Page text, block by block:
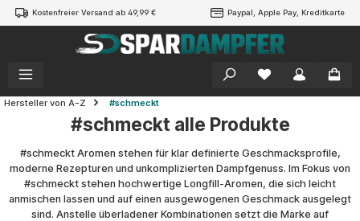
springen
Kostenfreier Versand ab 49,99 € Paypal, Apple Pay, Kreditkarte
Hersteller von A-Z #schmeckt
#schmeckt alle Produkte
#schmeckt Aromen stehen für klar definierte Geschmacksprofile,
moderne Rezepturen und unkomplizierten Dampfgenuss. Im Fokus von
#schmeckt stehen hochwertige Longfill-Aromen, die sich leicht
anmischen lassen und auf einen ausgewogenen Geschmack ausgelegt
sind. Anstelle überladener Kombinationen setzt die Marke auf